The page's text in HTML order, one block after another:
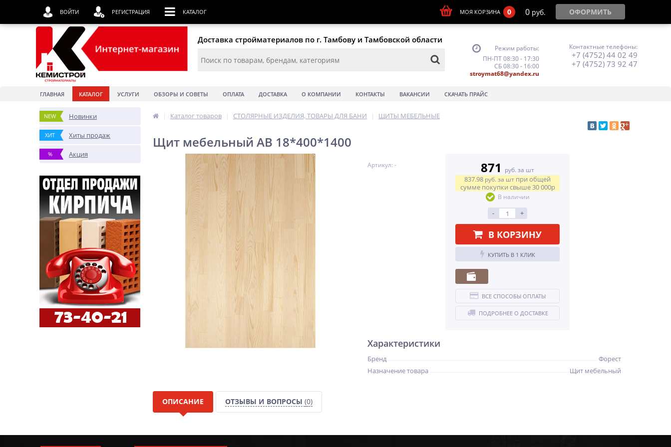
Доставка стройматериалов по г. Тамбову и Тамбовской области
Режим работы:
ПН-ПТ 08:30 - 17:30
СБ 08:30 - 16:00
stroymat68@yandex.ru
Контактные телефоны:
+7 (4752) 44 02 49
+7 (4752) 73 92 47
ГЛАВНАЯ КАТАЛОГ УСЛУГИ ОБЗОРЫ И СОВЕТЫ ОПЛАТА ДОСТАВКА О КОМПАНИИ КОНТАКТЫ ВАКАНСИИ СКАЧАТЬ ПРАЙС
NEW Новинки
ХИТ Хиты продаж
% Акция
| Каталог товаров | СТОЛЯРНЫЕ ИЗДЕЛИЯ, ТОВАРЫ ДЛЯ БАНИ | ЩИТЫ МЕБЕЛЬНЫЕ
Щит мебельный АВ 18*400*1400
Артикул: - 871 руб. за шт
837.98 руб. за шт при общей
сумме покупки свыше30 000р
В наличии
- +
В КОРЗИНУ
КУПИТЬ В 1 КЛИК
ВСЕ СПОСОБЫ ОПЛАТЫ
ПОДРОБНЕЕ О ДОСТАВКЕ
Характеристики
Бренд
Форест
Назначение товара
Щит мебельный
ОПИСАНИЕ ОТЗЫВЫ И ВОПРОСЫ (0)
ВОЙТИ РЕГИСТРАЦИЯ КАТАЛОГ МОЯ КОРЗИНА 0 0 руб. ОФОРМИТЬ